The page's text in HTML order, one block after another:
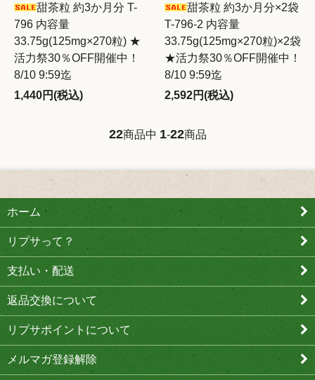
甜茶粒 約3か月分 T-
796 内容量
33.75g(125mg×270粒) ★
活力祭30％OFF開催中！
8/10 9:59迄
1,440円(税込)
甜茶粒 約3か月分×2袋
T-796-2 内容量
33.75g(125mg×270粒)×2袋
★活力祭30％OFF開催中！
8/10 9:59迄
2,592円(税込)
22商品中 1-22商品
ホーム
リプサって？
支払い・配送
返品交換について
リプサポイントについて
メルマガ登録解除